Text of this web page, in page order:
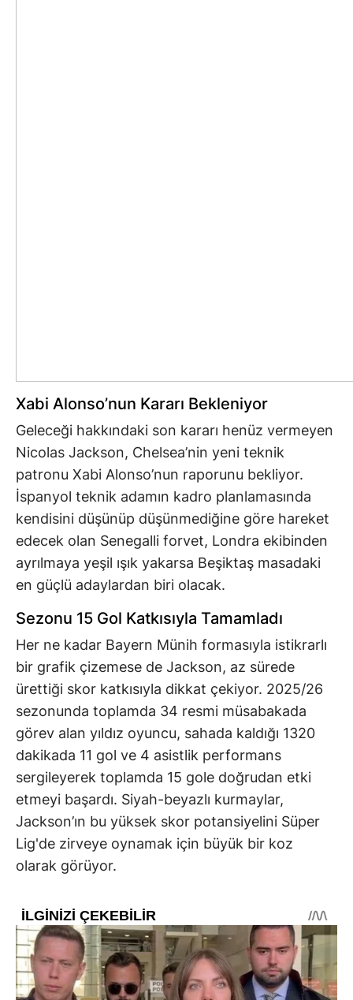
Xabi Alonso’nun Kararı Bekleniyor
Geleceği hakkındaki son kararı henüz vermeyen
Nicolas Jackson, Chelsea’nin yeni teknik
patronu Xabi Alonso’nun raporunu bekliyor.
İspanyol teknik adamın kadro planlamasında
kendisini düşünüp düşünmediğine göre hareket
edecek olan Senegalli forvet, Londra ekibinden
ayrılmaya yeşil ışık yakarsa Beşiktaş masadaki
en güçlü adaylardan biri olacak.
Sezonu 15 Gol Katkısıyla Tamamladı
Her ne kadar Bayern Münih formasıyla istikrarlı
bir grafik çizemese de Jackson, az sürede
ürettiği skor katkısıyla dikkat çekiyor. 2025/26
sezonunda toplamda 34 resmi müsabakada
görev alan yıldız oyuncu, sahada kaldığı 1320
dakikada 11 gol ve 4 asistlik performans
sergileyerek toplamda 15 gole doğrudan etki
etmeyi başardı. Siyah-beyazlı kurmaylar,
Jackson’ın bu yüksek skor potansiyelini Süper
Lig'de zirveye oynamak için büyük bir koz
olarak görüyor.